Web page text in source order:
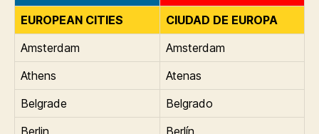
EUROPEAN CITIES
CIUDAD DE EUROPA
Amsterdam
Amsterdam
Athens
Atenas
Belgrade
Belgrado
Berlin
Berlín